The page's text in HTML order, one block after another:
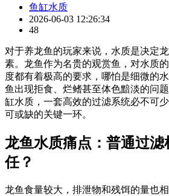
鱼缸水质
2026-06-03 12:26:34
48
对于养龙鱼的玩家来说，水质是决定
素。龙鱼作为名贵的观赏鱼，对水质
度都有着极高的要求，哪怕是细微的
鱼出现拒食、烂鳍甚至体色黯淡的问
缸水质，一套高效的过滤系统必不可
可或缺的关键一环。
龙鱼水质痛点：普通过
任？
龙鱼食量较大，排泄物和残饵的量也